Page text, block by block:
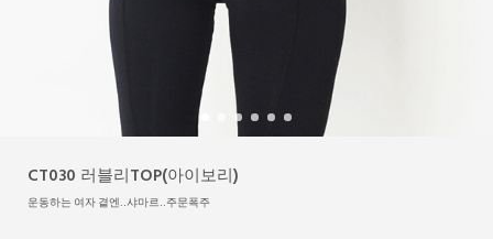
CT030 러블리TOP(아이보리)
운동하는 여자 곁엔..샤마르..주문폭주